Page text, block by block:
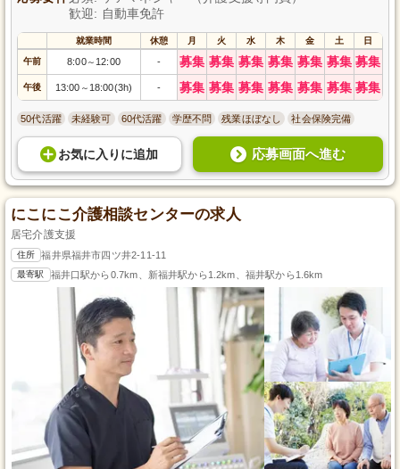
歓迎: 自動車免許
就業時間 休憩 月 火 水 木 金 土 日
午前 8:00～ 12:00 - 募集 募集 募集 募集 募集 募集 募集
午後 13:00 ～ 18:00(3h) - 募集 募集 募集 募集 募集 募集 募集
50代活躍 未経験可 60代活躍 学歴不問 残業ほぼなし 社会保険完備
お気に入り に追加 応募画面へ進む
にこにこ介護相談センターの求人
居宅介護支援
住所 福井県福井市四ツ井2-11-11
最寄駅 福井口駅から0.7km、新福井駅から1.2km、福井駅から1.6km